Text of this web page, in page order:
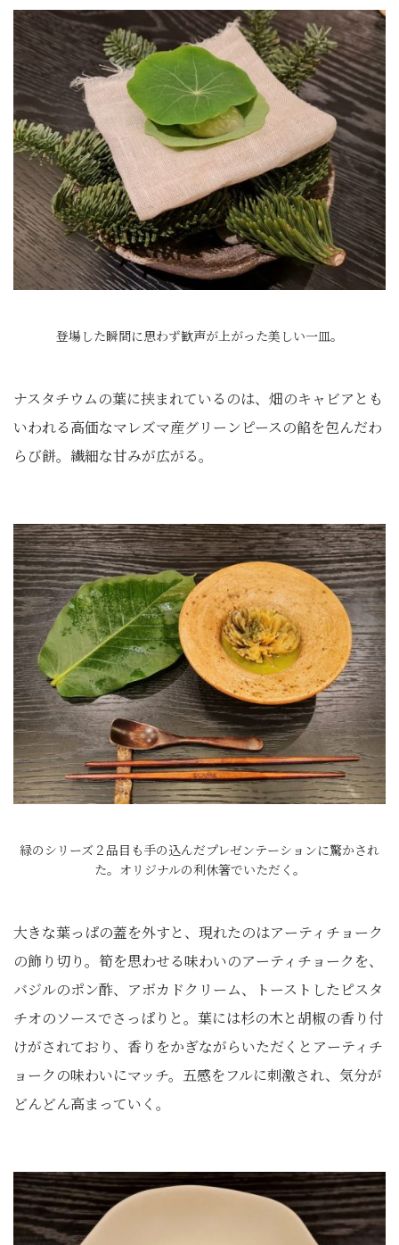
登場した瞬間に思わず歓声が上がった美しい一皿。
ナスタチウムの葉に挟まれているのは、畑のキャビアとも
いわれる高価なマレズマ産グリーンピースの餡を包んだわ
らび餅。繊細な甘みが広がる。
緑のシリーズ２品目も手の込んだプレゼンテーションに驚かされ
た。オリジナルの利休箸でいただく。
大きな葉っぱの蓋を外すと、現れたのはアーティチョーク
の飾り切り。筍を思わせる味わいのアーティチョークを、
バジルのポン酢、アボカドクリーム、トーストしたピスタ
チオのソースでさっぱりと。葉には杉の木と胡椒の香り付
けがされており、香りをかぎながらいただくとアーティチ
ョークの味わいにマッチ。五感をフルに刺激され、気分が
どんどん高まっていく。